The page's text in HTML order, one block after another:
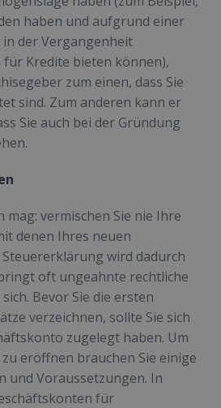
haben und aufgrund einer
der Vergangenheit
für Kredite bieten können),
zum einen, dass Sie
sind. Zum anderen kann er
Sie auch bei der Gründung
mag: vermischen Sie nie Ihre
denen Ihres neuen
wird dadurch
oft ungeahnte rechtliche
Bevor Sie die ersten
verzeichnen, sollte Sie sich
zugelegt haben. Um
eröffnen brauchen Sie einige
und Voraussetzungen. In
für